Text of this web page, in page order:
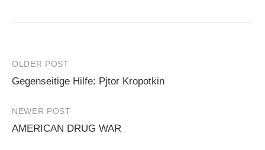
Post
navigation
OLDER POST
Gegenseitige Hilfe: Pjtor Kropotkin
NEWER POST
AMERICAN DRUG WAR